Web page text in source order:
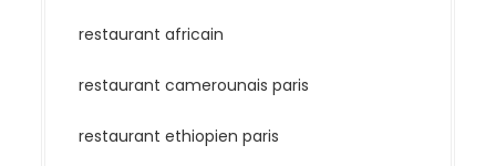
restaurant africain
restaurant camerounais paris
restaurant ethiopien paris